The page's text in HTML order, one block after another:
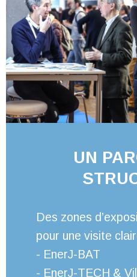
UN
Des zones
pour une visite
- EnerJ-BAT
- EnerJ-TECH &